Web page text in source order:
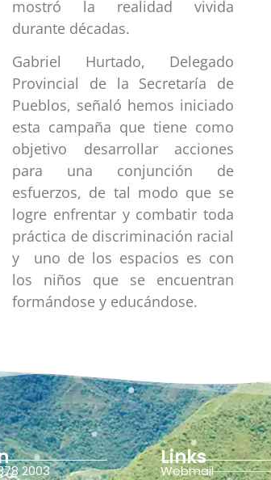
mostró la realidad vivida
durante décadas.
Gabriel Hurtado, Delegado
Provincial de la Secretaría de
Pueblos, señaló hemos iniciado
esta campaña que tiene como
objetivo desarrollar acciones
para una conjunción de
esfuerzos, de tal modo que se
logre enfrentar y combatir toda
práctica de discriminación racial
y uno de los espacios es con
los niños que se encuentran
formándose y educándose.
2003
Links
Webmail